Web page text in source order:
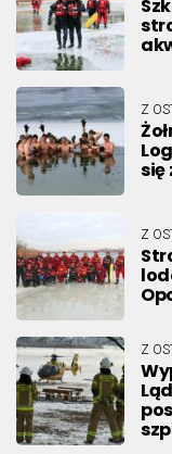
Z
się
Z
Z